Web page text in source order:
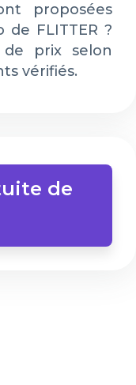
proposées
de FLITTER ?
prix selon
vérifiés.
de